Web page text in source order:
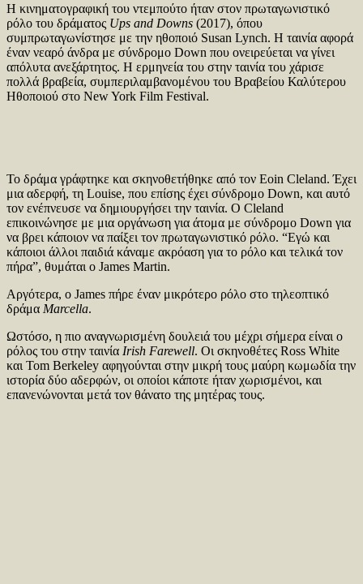
Η κινηματογραφική του ντεμπούτο ήταν στον πρωταγωνιστικό
ρόλο του δράματος Ups and Downs (2017), όπου
συμπρωταγωνίστησε με την ηθοποιό Susan Lynch. Η ταινία αφορά
έναν νεαρό άνδρα με σύνδρομο Down που ονειρεύεται να γίνει
απόλυτα ανεξάρτητος. Η ερμηνεία του στην ταινία του χάρισε
πολλά βραβεία, συμπεριλαμβανομένου του Βραβείου Καλύτερου
Ηθοποιού στο New York Film Festival.
Το δράμα γράφτηκε και σκηνοθετήθηκε από τον Eoin Cleland. Έχει
μια αδερφή, τη Louise, που επίσης έχει σύνδρομο Down, και αυτό
τον ενέπνευσε να δημιουργήσει την ταινία. Ο Cleland
επικοινώνησε με μια οργάνωση για άτομα με σύνδρομο Down για
να βρει κάποιον να παίξει τον πρωταγωνιστικό ρόλο. “Εγώ και
κάποιοι άλλοι παιδιά κάναμε ακρόαση για το ρόλο και τελικά τον
πήρα”, θυμάται ο James Martin.
Αργότερα, ο James πήρε έναν μικρότερο ρόλο στο τηλεοπτικό
δράμα Marcella.
Ωστόσο, η πιο αναγνωρισμένη δουλειά του μέχρι σήμερα είναι ο
ρόλος του στην ταινία Irish Farewell. Οι σκηνοθέτες Ross White
και Tom Berkeley αφηγούνται στην μικρή τους μαύρη κωμωδία την
ιστορία δύο αδερφών, οι οποίοι κάποτε ήταν χωρισμένοι, και
επανενώνονται μετά τον θάνατο της μητέρας τους.